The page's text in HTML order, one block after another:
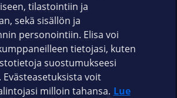
VIANSELVITYS
ASIAKASPALVELU
ELISA.FI
tilastointiin ja
sekä sisällön ja
personointiin. Elisa voi
tietojasi, kuten
suostumukseesi
voit
milloin tahansa. Lue